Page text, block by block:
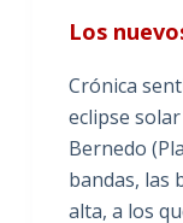
Los
Crónica
eclipse
Bernedo
bandas, las
alta, a los